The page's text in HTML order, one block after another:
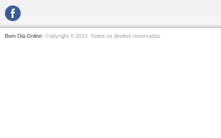
Bom Dia Online- Copyright © 2013. Todos os direitos reservados.